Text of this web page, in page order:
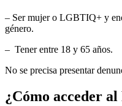
– Ser mujer o LGBTIQ+ y
género.
– Tener entre 18 y 65 años.
No se precisa presentar
¿Cómo acceder